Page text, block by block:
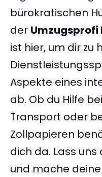
bürokratischen
der Umzugsprofi
ist hier, um dir zu
Aspekte eines
ab. Ob du Hilfe
Transport oder
Zollpapieren
dich da. Lass
und mache